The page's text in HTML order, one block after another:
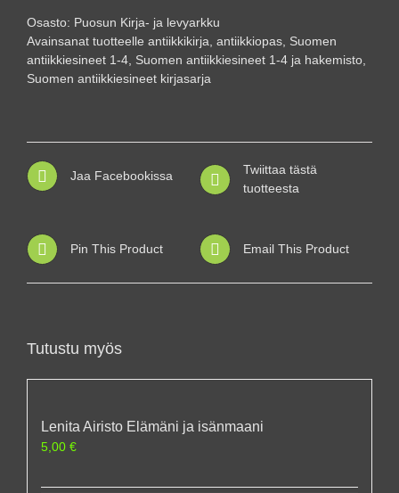
Osasto: Puosun Kirja- ja levyarkku
Avainsanat tuotteelle antiikkikirja antiikkiopas Suomen
antiikkiesineet 1-4 Suomen antiikkiesineet 1-4 ja hakemisto
Suomen antiikkiesineet kirjasarja
Jaa Facebookissa
Twiittaa tästä
tuotteesta
Pin This Product Email This Product
Tutustu myös
Lenita Airisto Elämäni ja isänmaani
5,00 €